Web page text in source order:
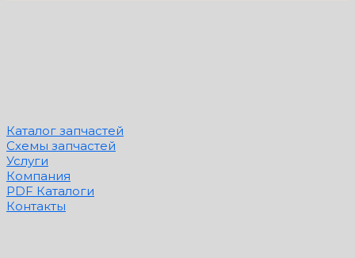
Каталог запчастей
Схемы запчастей
Услуги
Компания
PDF Каталоги
Контакты